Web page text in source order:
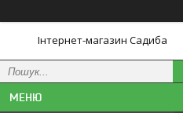
Інтернет-магазин Садиба